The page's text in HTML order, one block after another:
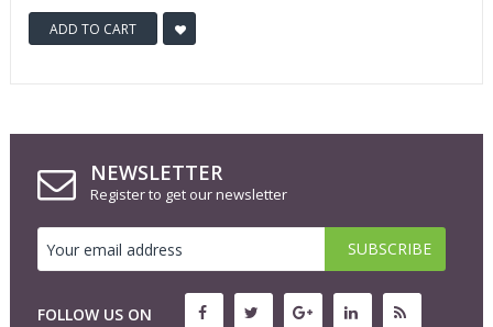
ADD TO CART
NEWSLETTER
Register to get our newsletter
FOLLOW US ON